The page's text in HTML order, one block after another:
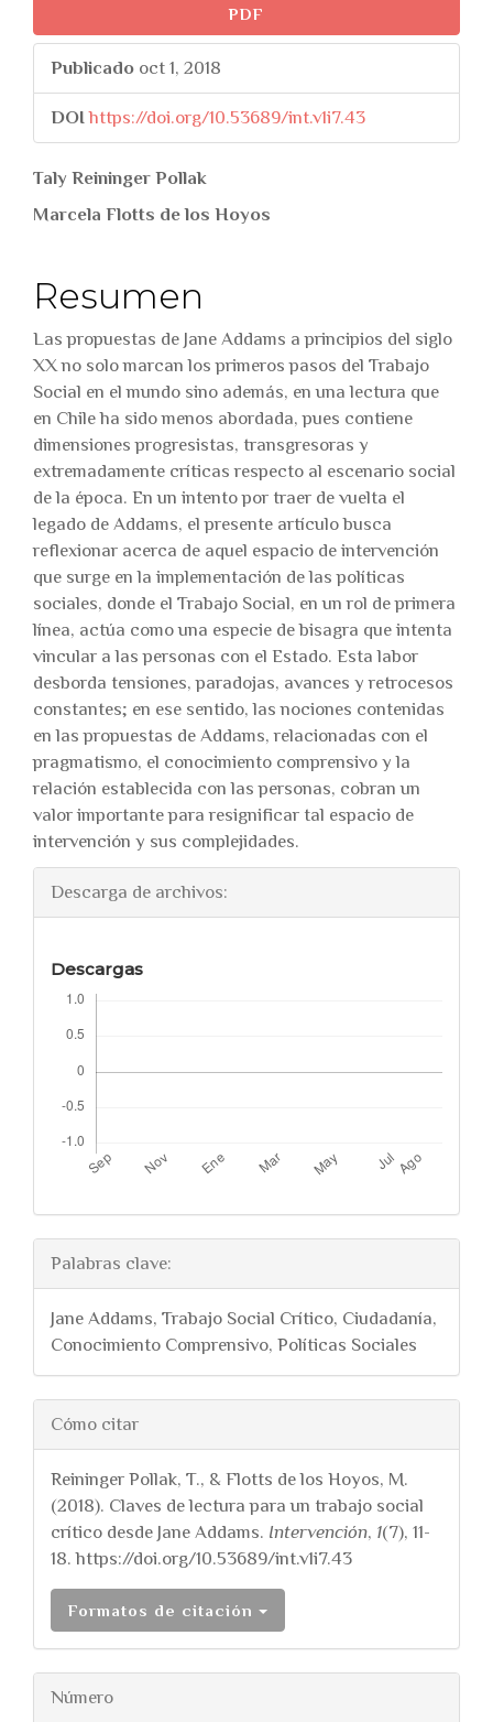
PDF
Publicado oct 1, 2018
DOI https://doi.org/10.53689/int.v1i7.43
Taly Reininger Pollak
Marcela Flotts de los Hoyos
Resumen
Las propuestas de Jane Addams a principios del siglo
XX no solo marcan los primeros pasos del Trabajo
Social en el mundo sino además, en una lectura que
en Chile ha sido menos abordada, pues contiene
dimensiones progresistas, transgresoras y
extremadamente críticas respecto al escenario social
de la época. En un intento por traer de vuelta el
legado de Addams, el presente artículo busca
reflexionar acerca de aquel espacio de intervención
que surge en la implementación de las políticas
sociales, donde el Trabajo Social, en un rol de primera
línea, actúa como una especie de bisagra que intenta
vincular a las personas con el Estado. Esta labor
desborda tensiones, paradojas, avances y retrocesos
constantes; en ese sentido, las nociones contenidas
en las propuestas de Addams, relacionadas con el
pragmatismo, el conocimiento comprensivo y la
relación establecida con las personas, cobran un
valor importante para resignificar tal espacio de
intervención y sus complejidades.
Descarga de archivos:
Descargas
Palabras clave:
Jane Addams, Trabajo Social Crítico, Ciudadanía,
Conocimiento Comprensivo, Políticas Sociales
Cómo citar
Reininger Pollak, T., & Flotts de los Hoyos, M.
(2018). Claves de lectura para un trabajo social
crítico desde Jane Addams. Intervención, 1(7), 11-
18. https://doi.org/10.53689/int.v1i7.43
Formatos de citación
Número